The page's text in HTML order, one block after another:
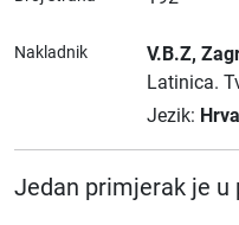
Nakladnik V.B.Z,
Latinica.
Jezik:
Jedan primjerak je u